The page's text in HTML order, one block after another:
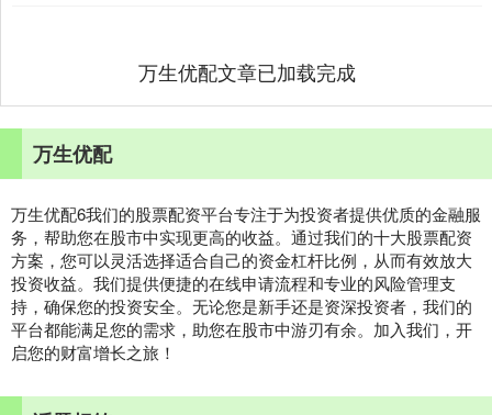
万生优配文章已加载完成
万生优配
万生优配6我们的股票配资平台专注于为投资者提供优质的金融服
务，帮助您在股市中实现更高的收益。通过我们的十大股票配资
方案，您可以灵活选择适合自己的资金杠杆比例，从而有效放大
投资收益。我们提供便捷的在线申请流程和专业的风险管理支
持，确保您的投资安全。无论您是新手还是资深投资者，我们的
平台都能满足您的需求，助您在股市中游刃有余。加入我们，开
启您的财富增长之旅！